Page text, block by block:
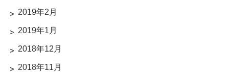
2019年2月
2019年1月
2018年12月
2018年11月